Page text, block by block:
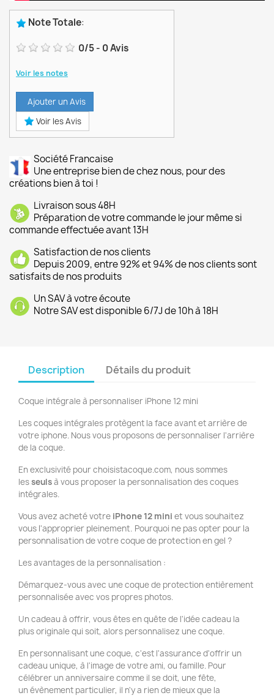
Note Totale:
0/5- 0Avis
Voir les notes
Ajouter un Avis
Voir les Avis
Société Francaise
Une entreprise bien de chez nous, pour des
créations bien à toi !
Livraison sous 48H
Préparation de votre commande le jour même si
commande effectuée avant 13H
Satisfaction de nos clients
Depuis 2009, entre 92% et 94% de nos clients sont
satisfaits de nos produits
Un SAV à votre écoute
Notre SAV est disponible 6/7J de 10h à 18H
Description Détails du produit
Coque intégrale à personnaliser iPhone 12 mini
Les coques intégrales protègent la face avant et arrière de
votre iphone. Nous vous proposons de personnaliser l'arrière
de la coque.
En exclusivité pour choisistacoque.com, nous sommes
lesseulsà vous proposer la personnalisation des coques
intégrales.
Vous avez acheté votre iPhone 12 mini et vous souhaitez
vous l'approprier pleinement. Pourquoi ne pas opter pour la
personnalisation de votre coque de protection en gel ?
Les avantages de la personnalisation :
Démarquez-vous avec une coque de protection entièrement
personnalisée avec vos propres photos.
Un cadeau à offrir, vous êtes en quête de l'idée cadeau la
plus originale qui soit, alors personnalisez une coque.
En personnalisant une coque, c'est l'assurance d'offrir un
cadeau unique, à l'image de votre ami, ou famille. Pour
célébrer un anniversaire comme il se doit, une fête,
un évènement particulier, il n'y a rien de mieux que la